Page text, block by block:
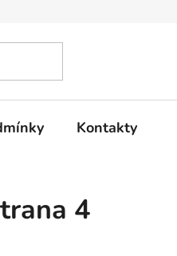
Kontakty
4